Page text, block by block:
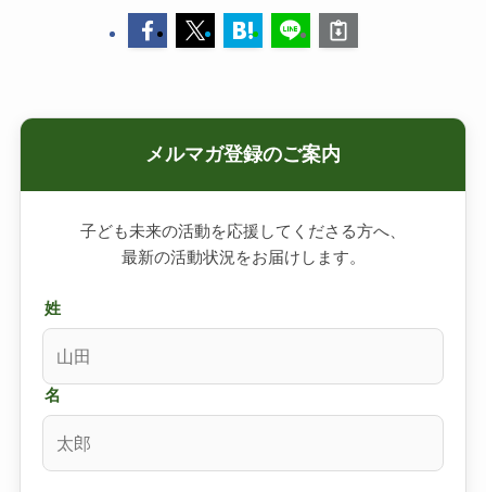
メルマガ登録のご案内
子ども未来の活動を応援してくださる方へ、
最新の活動状況をお届けします。
姓
名